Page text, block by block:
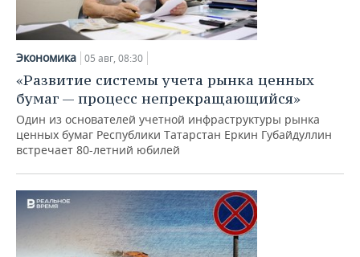
Экономика 05 авг, 08:30
«Развитие системы учета рынка ценных
бумаг — процесс непрекращающийся»
Один из основателей учетной инфраструктуры рынка
ценных бумаг Республики Татарстан Еркин Губайдуллин
встречает 80-летний юбилей